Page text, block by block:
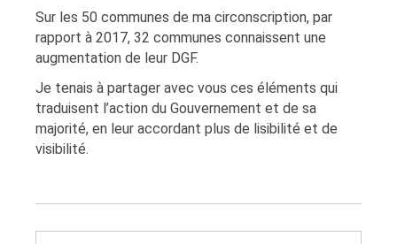
Sur les 50 communes de ma circonscription, par
rapport à 2017, 32 communes connaissent une
augmentation de leur DGF.
Je tenais à partager avec vous ces éléments qui
traduisent l’action du Gouvernement et de sa
majorité, en leur accordant plus de lisibilité et de
visibilité.